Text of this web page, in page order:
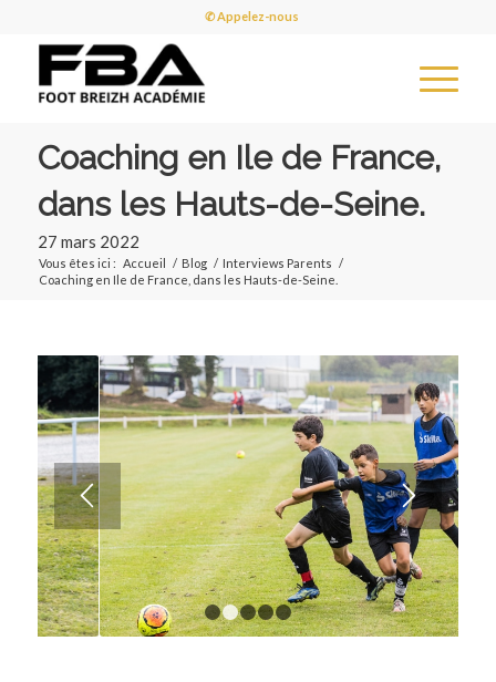
✆ Appelez-nous
Coaching en Ile de France,
dans les Hauts-de-Seine.
27 mars 2022
Vous êtes ici : Accueil / Blog / Interviews Parents /
Coaching en Ile de France, dans les Hauts-de-Seine.
1 2 3 4 5